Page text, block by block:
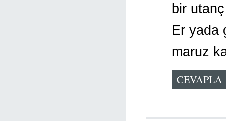
bir
Er yada
maruz
CEVAPLA